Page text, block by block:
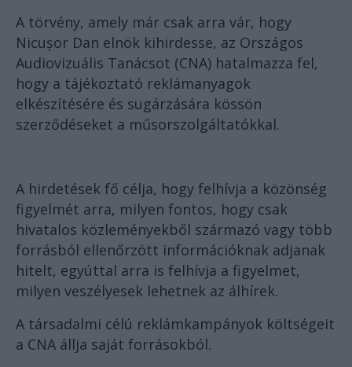
A törvény, amely már csak arra vár, hogy
Nicușor Dan elnök kihirdesse, az Országos
Audiovizuális Tanácsot (CNA) hatalmazza fel,
hogy a tájékoztató reklámanyagok
elkészítésére és sugárzására kössön
szerződéseket a műsorszolgáltatókkal.
A hirdetések fő célja, hogy felhívja a közönség
figyelmét arra, milyen fontos, hogy csak
hivatalos közleményekből származó vagy több
forrásból ellenőrzött információknak adjanak
hitelt, egyúttal arra is felhívja a figyelmet,
milyen veszélyesek lehetnek az álhírek.
A társadalmi célú reklámkampányok költségeit
a CNA állja saját forrásokból.